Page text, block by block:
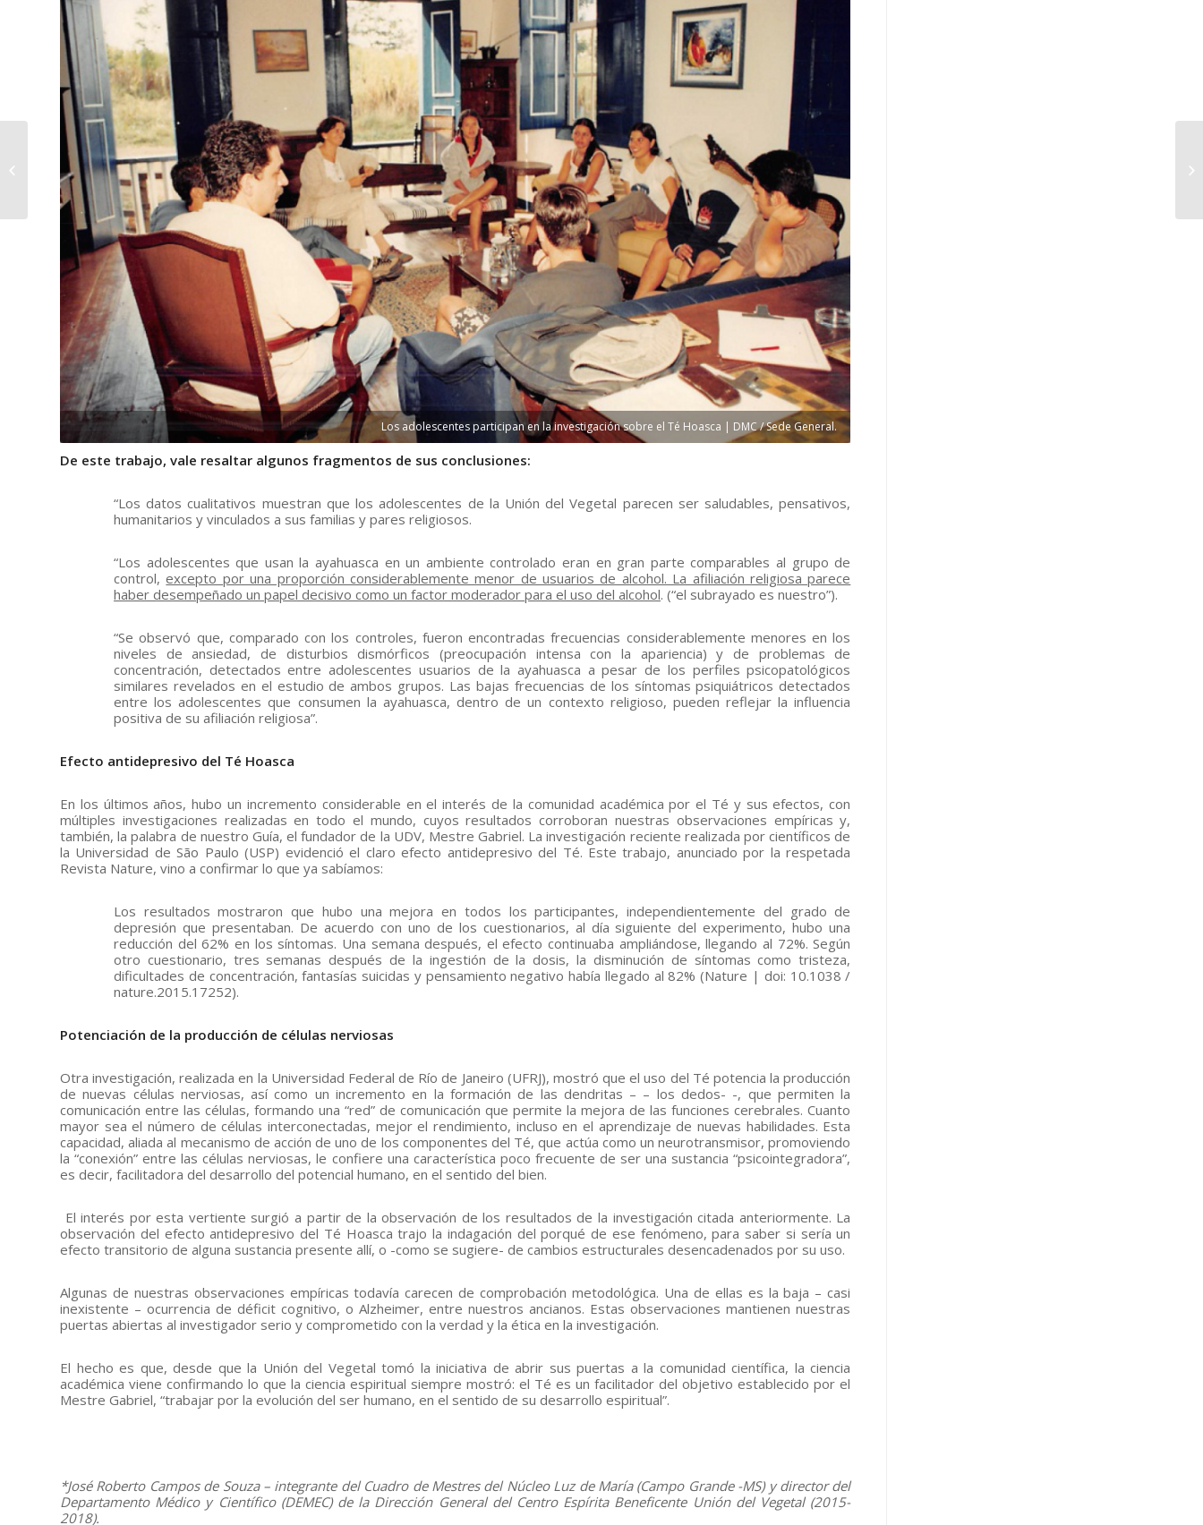
Los adolescentes participan en la investigación sobre el Té Hoasca | DMC / Sede General.
De este trabajo, vale resaltar algunos fragmentos de sus conclusiones:
“Los datos cualitativos muestran que los adolescentes de la Unión del Vegetal parecen ser saludables, pensativos,
humanitarios y vinculados a sus familias y pares religiosos.
“Los adolescentes que usan la ayahuasca en un ambiente controlado eran en gran parte comparables al grupo de
control,excepto por una proporción considerablemente menor de usuarios de alcohol. La afiliación religiosa parece
haber desempeñado un papel decisivo como un factor moderador para el uso del alcohol. (“el subrayado es nuestro”).
“Se observó que, comparado con los controles, fueron encontradas frecuencias considerablemente menores en los
niveles de ansiedad, de disturbios dismórficos (preocupación intensa con la apariencia) y de problemas de
concentración, detectados entre adolescentes usuarios de la ayahuasca a pesar de los perfiles psicopatológicos
similares revelados en el estudio de ambos grupos. Las bajas frecuencias de los síntomas psiquiátricos detectados
entre los adolescentes que consumen la ayahuasca, dentro de un contexto religioso, pueden reflejar la influencia
positiva de su afiliación religiosa”.
Efecto antidepresivo del Té Hoasca
En los últimos años, hubo un incremento considerable en el interés de la comunidad académica por el Té y sus efectos, con
múltiples investigaciones realizadas en todo el mundo, cuyos resultados corroboran nuestras observaciones empíricas y,
también, la palabra de nuestro Guía, el fundador de la UDV, Mestre Gabriel. La investigación reciente realizada por científicos de
la Universidad de São Paulo (USP) evidenció el claro efecto antidepresivo del Té. Este trabajo, anunciado por la respetada
Revista Nature, vino a confirmar lo que ya sabíamos:
Los resultados mostraron que hubo una mejora en todos los participantes, independientemente del grado de
depresión que presentaban. De acuerdo con uno de los cuestionarios, al día siguiente del experimento, hubo una
reducción del 62% en los síntomas. Una semana después, el efecto continuaba ampliándose, llegando al 72%. Según
otro cuestionario, tres semanas después de la ingestión de la dosis, la disminución de síntomas como tristeza,
dificultades de concentración, fantasías suicidas y pensamiento negativo había llegado al 82% (Nature | doi: 10.1038 /
nature.2015.17252).
Potenciación de la producción de células nerviosas
Otra investigación, realizada en la Universidad Federal de Río de Janeiro (UFRJ), mostró que el uso del Té potencia la producción
de nuevas células nerviosas, así como un incremento en la formación de las dendritas – – los dedos- -, que permiten la
comunicación entre las células, formando una “red” de comunicación que permite la mejora de las funciones cerebrales. Cuanto
mayor sea el número de células interconectadas, mejor el rendimiento, incluso en el aprendizaje de nuevas habilidades. Esta
capacidad, aliada al mecanismo de acción de uno de los componentes del Té, que actúa como un neurotransmisor, promoviendo
la “conexión” entre las células nerviosas, le confiere una característica poco frecuente de ser una sustancia “psicointegradora”,
es decir, facilitadora del desarrollo del potencial humano, en el sentido del bien.
El interés por esta vertiente surgió a partir de la observación de los resultados de la investigación citada anteriormente. La
observación del efecto antidepresivo del Té Hoasca trajo la indagación del porqué de ese fenómeno, para saber si sería un
efecto transitorio de alguna sustancia presente allí, o -como se sugiere- de cambios estructurales desencadenados por su uso.
Algunas de nuestras observaciones empíricas todavía carecen de comprobación metodológica. Una de ellas es la baja – casi
inexistente – ocurrencia de déficit cognitivo, o Alzheimer, entre nuestros ancianos. Estas observaciones mantienen nuestras
puertas abiertas al investigador serio y comprometido con la verdad y la ética en la investigación.
El hecho es que, desde que la Unión del Vegetal tomó la iniciativa de abrir sus puertas a la comunidad científica, la ciencia
académica viene confirmando lo que la ciencia espiritual siempre mostró: el Té es un facilitador del objetivo establecido por el
Mestre Gabriel, “trabajar por la evolución del ser humano, en el sentido de su desarrollo espiritual”.
*José Roberto Campos de Souza – integrante del Cuadro de Mestres del Núcleo Luz de María (Campo Grande -MS) y director del
Departamento Médico y Científico (DEMEC) de la Dirección General del Centro Espírita Beneficente Unión del Vegetal (2015-
2018).
Hace 40 años, UDV
abrió las puertas a la
comunidad científica